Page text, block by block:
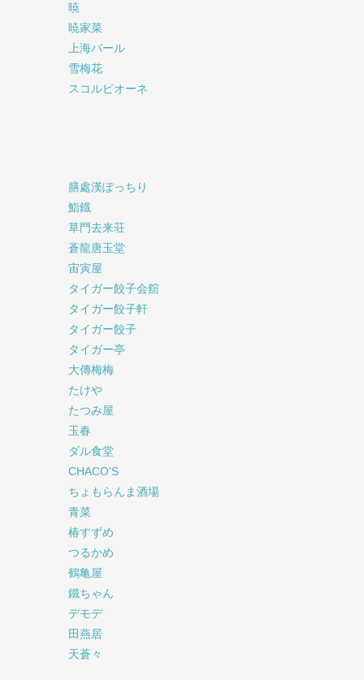
暁
暁家菜
上海バール
雪梅花
スコルピオーネ
膳處漢ぽっちり
鮨鐡
草門去来荘
蒼龍唐玉堂
宙寅屋
タイガー餃子会舘
タイガー餃子軒
タイガー餃子
タイガー亭
大傳梅梅
たけや
たつみ屋
玉春
ダル食堂
CHACO'S
ちょもらんま酒場
青菜
椿すずめ
つるかめ
鶴亀屋
鐵ちゃん
デモデ
田燕居
天蒼々